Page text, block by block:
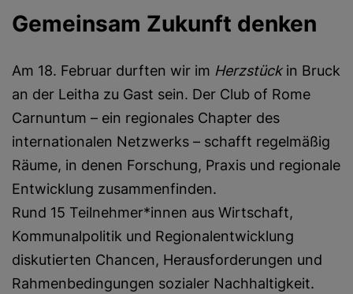
Gemeinsam Zukunft denken
Am 18. Februar durften wir im Herzstückin Bruck
an der Leitha zu Gast sein. Der Club of Rome
Carnuntum – ein regionales Chapter des
internationalen Netzwerks – schafft regelmäßig
Räume, in denen Forschung, Praxis und regionale
Entwicklung zusammenfinden.
Rund 15 Teilnehmer*innen aus Wirtschaft,
Kommunalpolitik und Regionalentwicklung
diskutierten Chancen, Herausforderungen und
Rahmenbedingungen sozialer Nachhaltigkeit.